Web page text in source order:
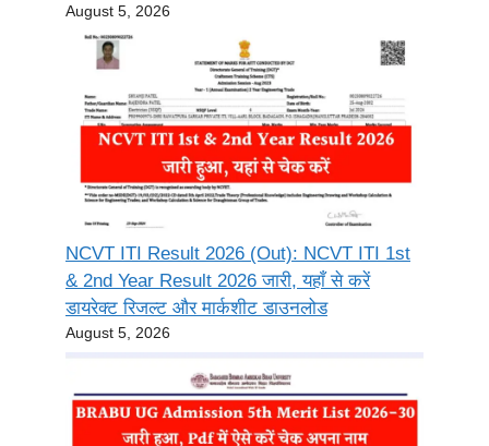
August 5, 2026
NCVT ITI Result 2026 (Out): NCVT ITI 1st
& 2nd Year Result 2026 जारी, यहाँ से करें
डायरेक्ट रिजल्ट और मार्कशीट डाउनलोड
August 5, 2026